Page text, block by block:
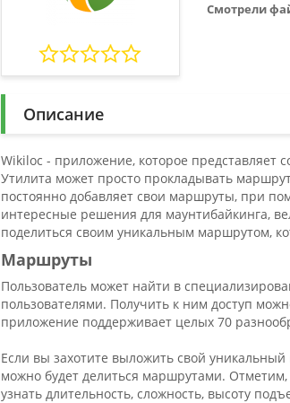
Смотрели
Описание
Wikiloc - приложение, которое представляет
Утилита может просто прокладывать
постоянно добавляет свои маршруты, при
интересные решения для маунтибайкинга,
поделиться своим уникальным маршрутом,
Маршруты
Пользователь может найти в
пользователями. Получить к ним доступ
приложение поддерживает целых 70
Если вы захотите выложить свой уникальный
можно будет делиться маршрутами.
узнать длительность, сложность, высоту